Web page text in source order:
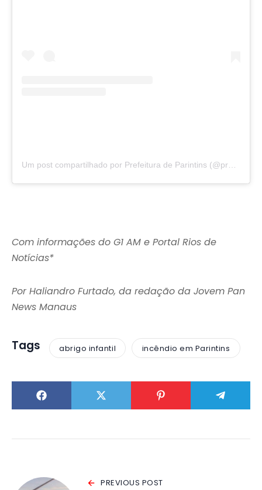
Um post compartilhado por Prefeitura de Parintins (@prefeituradeparintins)
Com informações do G1 AM e Portal Rios de
Notícias*
Por Haliandro Furtado, da redação da Jovem Pan
News Manaus
Tags abrigo infantil incêndio em Parintins
PREVIOUS POST